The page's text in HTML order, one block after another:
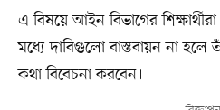
এ বিষয়ে আইন বিভাগের
মধ্যে দাবিগুলো বাস্তবায়ন না হলে
কথা বিবেচনা করবেন।